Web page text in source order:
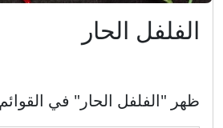
الفلفل الحار
ظهر "الفلفل الحار" في القوائم